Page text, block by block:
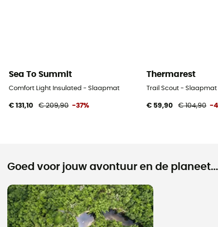
Sea To Summit
Comfort Light Insulated - Slaapmat
€ 131,10 € 209,90 -37%
Thermarest
Trail Scout - Slaapmat
€ 59,90 € 104,90 -
Goed voor jouw avontuur en de planeet...